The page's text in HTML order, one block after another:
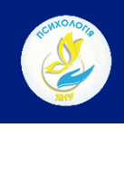
Перейти
до
вмісту